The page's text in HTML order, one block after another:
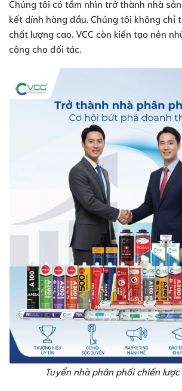
Chúng tôi có tầm nhìn trở thành nhà
kết dính hàng đầu. Chúng tôi không chỉ
chất lượng cao. VCC còn kiến tạo nên
công cho đối tác.
Tuyển nhà phân phối chiến lược